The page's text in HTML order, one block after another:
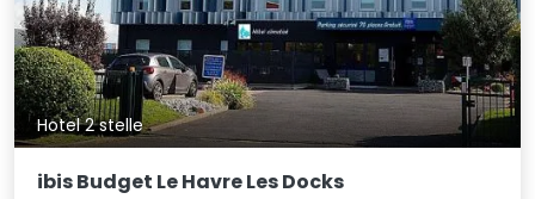
Hotel 2 stelle
ibis Budget Le Havre Les Docks